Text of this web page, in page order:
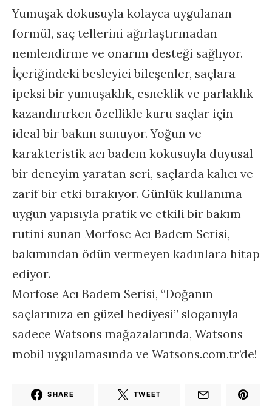
Yumuşak dokusuyla kolayca uygulanan
formül, saç tellerini ağırlaştırmadan
nemlendirme ve onarım desteği sağlıyor.
İçeriğindeki besleyici bileşenler, saçlara
ipeksi bir yumuşaklık, esneklik ve parlaklık
kazandırırken özellikle kuru saçlar için
ideal bir bakım sunuyor. Yoğun ve
karakteristik acı badem kokusuyla duyusal
bir deneyim yaratan seri, saçlarda kalıcı ve
zarif bir etki bırakıyor. Günlük kullanıma
uygun yapısıyla pratik ve etkili bir bakım
rutini sunan Morfose Acı Badem Serisi,
bakımından ödün vermeyen kadınlara hitap
ediyor.
Morfose Acı Badem Serisi, “Doğanın
saçlarınıza en güzel hediyesi” sloganıyla
sadece Watsons mağazalarında, Watsons
mobil uygulamasında ve Watsons.com.tr’de!
SHARE TWEET